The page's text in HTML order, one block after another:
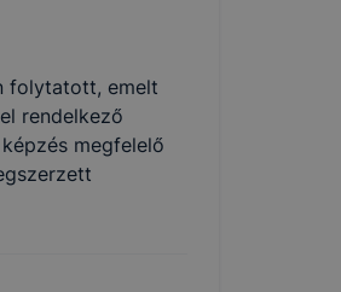
folytatott, emelt
rendelkező
megfelelő